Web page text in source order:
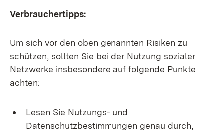
Verbrauchertipps:
Um sich vor den oben genannten Risiken zu
schützen, sollten Sie bei der Nutzung sozialer
Netzwerke insbesondere auf folgende Punkte
achten:
Lesen Sie Nutzungs- und
Datenschutzbestimmungen genau durch,